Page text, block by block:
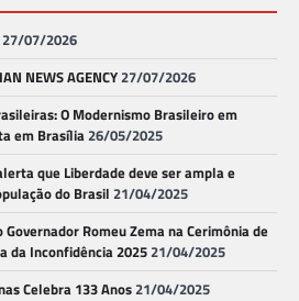
27/07/2026
NEWS AGENCY27/07/2026
O Modernismo Brasileiro em
em Brasília26/05/2025
que Liberdade deve ser ampla e
do Brasil 21/04/2025
Romeu Zema na Cerimônia de
da Inconfidência 202521/04/2025
Celebra 133 Anos21/04/2025